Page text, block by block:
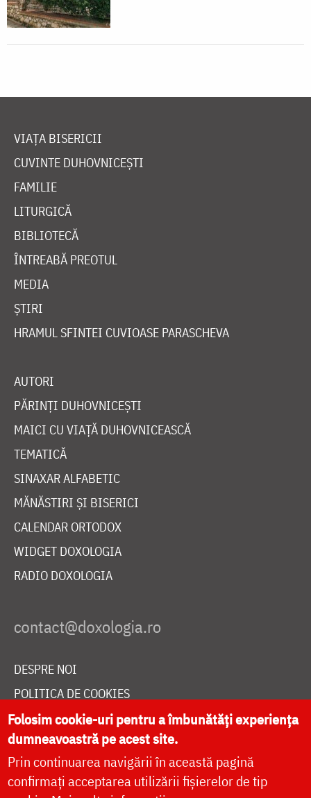
VIAȚA BISERICII
CUVINTE DUHOVNICEȘTI
FAMILIE
LITURGICĂ
BIBLIOTECĂ
ÎNTREABĂ PREOTUL
MEDIA
ȘTIRI
HRAMUL SFINTEI CUVIOASE PARASCHEVA
AUTORI
PĂRINȚI DUHOVNICEȘTI
MAICI CU VIAȚĂ DUHOVNICEASCĂ
TEMATICĂ
SINAXAR ALFABETIC
MĂNĂSTIRI ȘI BISERICI
CALENDAR ORTODOX
WIDGET DOXOLOGIA
RADIO DOXOLOGIA
DESPRE NOI
POLITICA DE COOKIES
DONEAZĂ ONLINE PENTRU CATEDRALA NAȚIONALĂ
LIVE
Folosim cookie-uri pentru a îmbunătăți experiența
dumneavoastră pe acest site.
Prin continuarea navigării în această pagină
confirmați acceptarea utilizării fișierelor de tip